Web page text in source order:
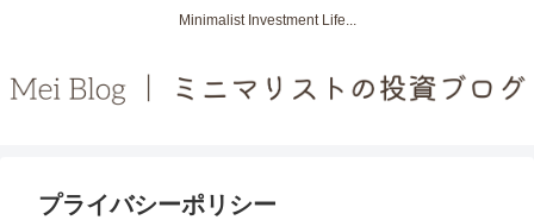
Minimalist Investment Life...
プライバシーポリシー